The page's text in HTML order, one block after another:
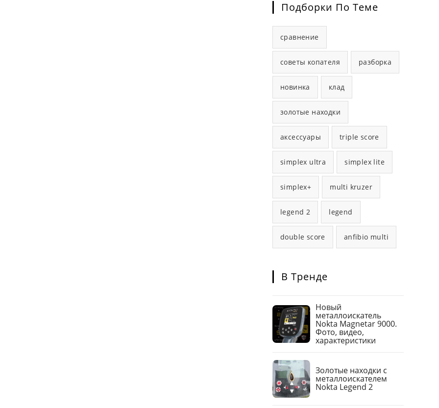
Подборки По Теме
сравнение
советы копателя разборка
новинка клад
золотые находки
аксессуары triple score
simplex ultra simplex lite
simplex+ multi kruzer
legend 2 legend
double score anfibio multi
В Тренде
Новый
металлоискатель
Nokta Magnetar 9000.
Фото, видео,
характеристики
Золотые находки с
металлоискателем
Nokta Legend 2